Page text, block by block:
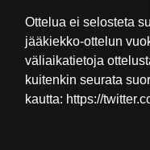
Ottelua ei selosteta
jääkiekko-ottelun
väliaikatietoja
kuitenkin seurata
kautta: https://